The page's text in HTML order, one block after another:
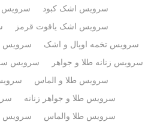
سرویس اشک کبود
سرویس
سرویس اشک یاقوت قرمز
سرویس تخمه اوپال و اشک
سرویس
سرویس زنانه طلا و جواهر
سرویس
سرویس طلا و الماس
سرویس طلا و جواهر زنانه
سرویس طلا والماس
سرویس